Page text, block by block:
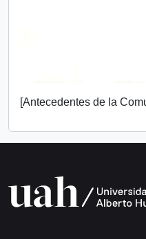
[Antecedentes de la